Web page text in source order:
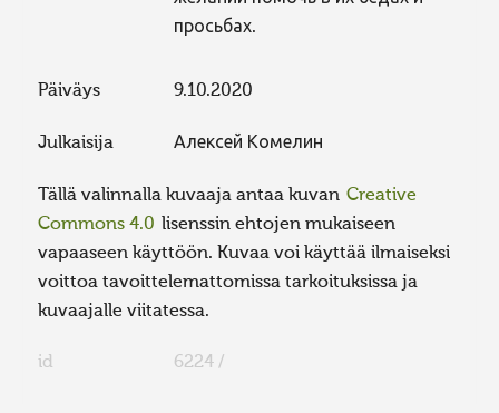
просьбах.
Päiväys 9.10.2020
Julkaisija Алексей Комелин
Tällä valinnalla kuvaaja antaa kuvan Creative
Commons 4.0 lisenssin ehtojen mukaiseen
vapaaseen käyttöön. Kuvaa voi käyttää ilmaiseksi
voittoa tavoittelemattomissa tarkoituksissa ja
kuvaajalle viitatessa.
id 6224 /